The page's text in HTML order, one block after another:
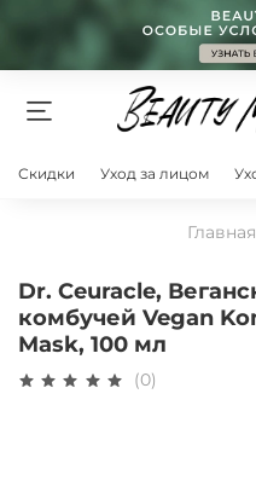
Скидки Уход за лицом
Главная
Dr. Ceuracle,
комбучей Vegan
Mask, 100 мл
(0)